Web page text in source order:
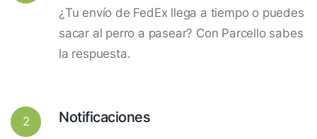
¿Tu envío de FedEx llega a tiempo o puedes
sacar al perro a pasear? Con Parcello sabes
la respuesta.
2 Notificaciones